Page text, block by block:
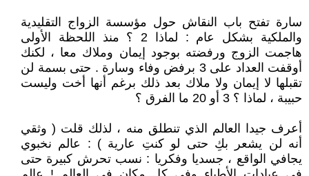
سارة تفتح باب النقاش حول مؤسسة الزواج التقليدية
والملكية بشكل عام : لماذا 2 ؟ منذ اللحظة الأولى
هاجمت الزوج ورفضته بوجود إيمان وملاك معا ، لكنك
أوقفت العداد على 3 برفض وفاء وسارة . حتى بسمة لن
تقبلها لا إيمان ولا ملاك بعد ذلك برغم أنها أخت وليست
حبيبة ، لماذا ؟ 3 أو 20 ما الفرق ؟
أعرف جيدا العالم الذي تنطلق منه ، لذلك قلت ( وثقي
أنه لن يشعر بكِ حتى لو كنتِ عارية ) : عالم نخبوي
يجافي الواقع ، جسديا وفكريا : نسب تحرش كبيرة حتى